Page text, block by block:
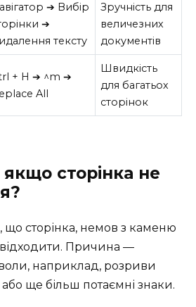
➔ Вибір
➔
тексту
Зручність для
величезних
документів
+ H ➔ ^m ➔
All
Швидкість
для багатьох
сторінок
сторінка не
що сторінка, немов з каменю
відходити. Причина —
наприклад, розриви
або ще більш потаємні знаки.